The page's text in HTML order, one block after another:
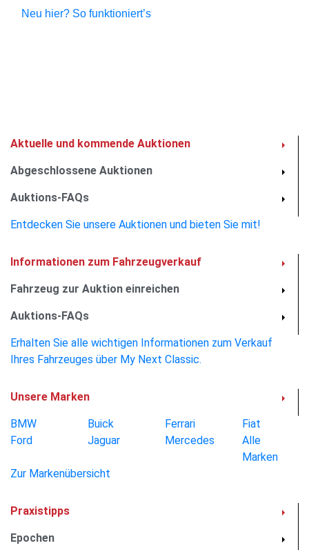
1960
Diese Auktion haben Sie leider verpasst, aber es gibt noch
laufenden Auktionen – vielleicht ist Ihr Traumauto bereits
melden Sie sich für unseren Newsletter an. So bleiben Sie
immer auf dem neuesten Stand und erfahren als Erster von
Aktuelle Auktionen
Neu hier? So funktioniert’s
Aktuelle und kommende Auktionen
Abgeschlossene Auktionen
Auktions-FAQs
Entdecken Sie unsere Auktionen und bieten Sie mit!
Informationen zum Fahrzeugverkauf
Fahrzeug zur Auktion einreichen
Auktions-FAQs
Erhalten Sie alle wichtigen Informationen zum Verkauf
Ihres Fahrzeuges über My Next Classic.
Unsere Marken
BMW Buick Ferrari
Fiat
Ford
Jaguar Mercedes
Alle
Marken
Zur Markenübersicht
Praxistipps
Epochen